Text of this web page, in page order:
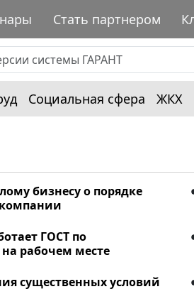
Стать партнером
Социальная сфера ЖКХ
бизнесу о порядке
ГОСТ по
рабочем месте
существенных условий